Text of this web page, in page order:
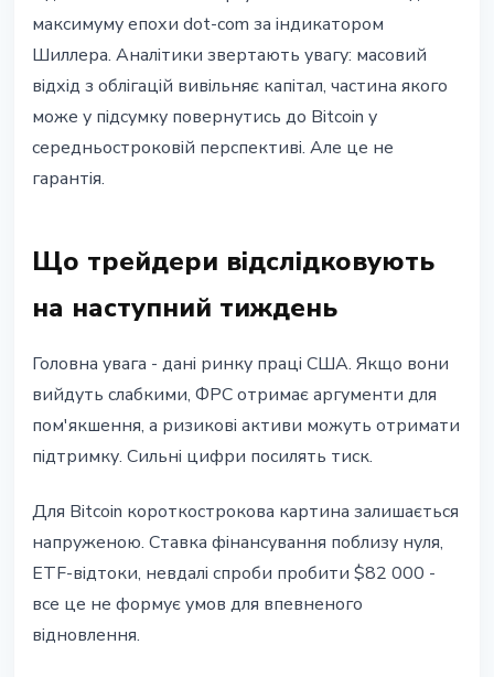
максимуму епохи dot-com за індикатором
Шиллера. Аналітики звертають увагу: масовий
відхід з облігацій вивільняє капітал, частина якого
може у підсумку повернутись до Bitcoin у
середньостроковій перспективі. Але це не
гарантія.
Що трейдери відслідковують
на наступний тиждень
Головна увага - дані ринку праці США. Якщо вони
вийдуть слабкими, ФРС отримає аргументи для
пом'якшення, а ризикові активи можуть отримати
підтримку. Сильні цифри посилять тиск.
Для Bitcoin короткострокова картина залишається
напруженою. Ставка фінансування поблизу нуля,
ETF-відтоки, невдалі спроби пробити $82 000 -
все це не формує умов для впевненого
відновлення.